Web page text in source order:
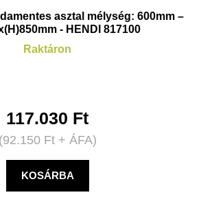
asztal mélység: 600mm –
- HENDI 817100
Raktáron
117.030 Ft
(92.150 Ft+ ÁFA)
KOSÁRBA